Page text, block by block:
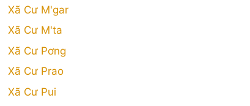
Xã Cư M'gar
Xã Cư M'ta
Xã Cư Pơng
Xã Cư Prao
Xã Cư Pui